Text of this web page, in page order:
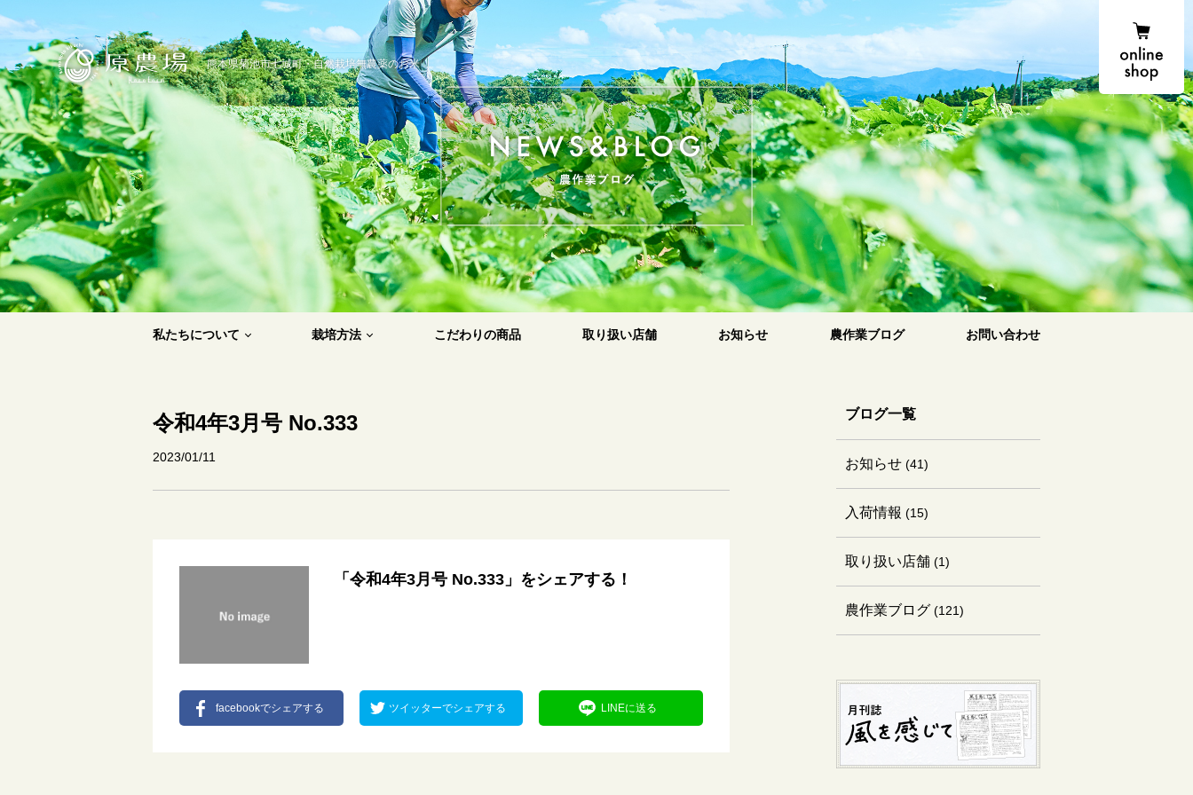
原農場便り
原農場
熊本県菊池市七城町・自然栽培無農薬のお米
私たちについて 栽培方法 こだわりの商品 取り扱い店舗 お知らせ 農作業ブログ お問い合わせ
令和4年3月号 No.333
2023/01/11
「令和4年3月号 No.333」をシェアする！
facebookでシェアする ツイッターでシェアする LINEに送る
ブログ一覧
お知らせ (41)
入荷情報 (15)
取り扱い店舗 (1)
農作業ブログ (121)